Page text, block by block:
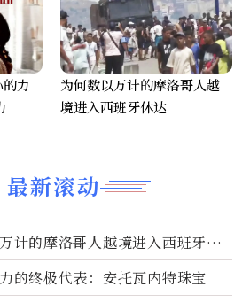
最新滚动
计的摩洛哥人越境进入西班牙休
的终极代表：安托瓦内特珠宝
力
为何数以万计的摩洛哥人越
境进入西班牙休达